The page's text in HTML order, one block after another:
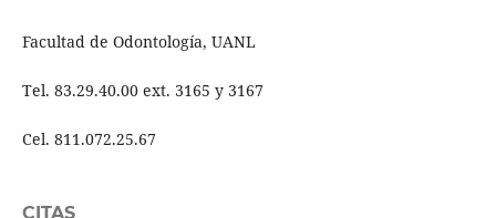
Facultad de Odontología, UANL
Tel. 83.29.40.00 ext. 3165 y 3167
Cel. 811.072.25.67
CITAS